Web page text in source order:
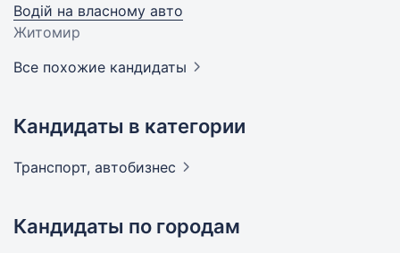
Водій на власному авто
Житомир
Все похожие кандидаты
Кандидаты в категории
Транспорт, автобизнес
Кандидаты по городам